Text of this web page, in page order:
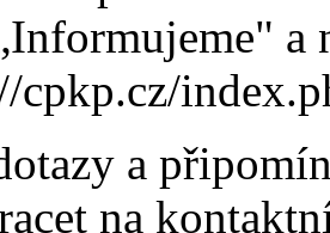
a
cpkp.cz/
a
na